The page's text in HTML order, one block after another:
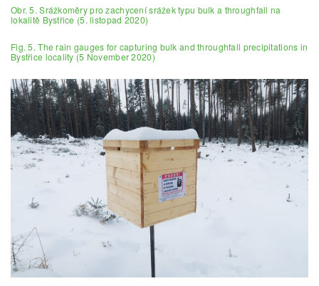
Obr. 5. Srážkoměry pro zachycení srážek typu bulk a throughfall na
lokalitě Bystřice (5. listopad 2020)
Fig. 5. The rain gauges for capturing bulk and throughfall precipitations in
Bystřice locality (5 November 2020)